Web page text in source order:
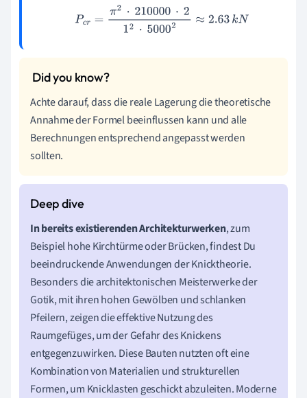
π2⋅210000⋅212 50002≈ 2.63k N
Achte darauf, dass die reale Lagerung die theoretische
Annahme der Formel beeinflussen kann und alle
Berechnungen entsprechend angepasst werden
sollten.
In bereits existierenden Architekturwerken, zum
Beispiel hohe Kirchtürme oder Brücken, findest Du
beeindruckende Anwendungen der Knicktheorie.
Besonders die architektonischen Meisterwerke der
Gotik, mit ihren hohen Gewölben und schlanken
Pfeilern, zeigen die effektive Nutzung des
Raumgefüges, um der Gefahr des Knickens
entgegenzuwirken. Diese Bauten nutzten oft eine
Kombination von Materialien und strukturellen
Formen, um Knicklasten geschickt abzuleiten. Moderne